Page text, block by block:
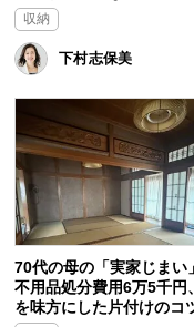
収納
下村志保美
70代の母の「実家じまい
不用品処分費用6万5千円
を味方にした片付けのコ